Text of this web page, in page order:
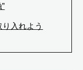
入れよう